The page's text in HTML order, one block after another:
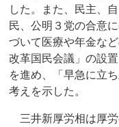
した。また、民主、自
民、公明３党の合意
づいて医療や年金な
改革国民会議」の設
を進め、「早急に立
考えを示した。
三井新厚労相は厚労